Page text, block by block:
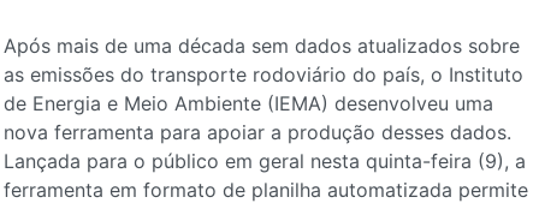
Após mais de uma década sem dados atualizados sobre
as emissões do transporte rodoviário do país, o Instituto
de Energia e Meio Ambiente (IEMA) desenvolveu uma
nova ferramenta para apoiar a produção desses dados.
Lançada para o público em geral nesta quinta-feira (9), a
ferramenta em formato de planilha automatizada permite